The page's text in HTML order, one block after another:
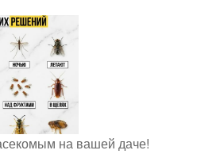
на вашей даче!